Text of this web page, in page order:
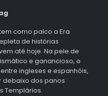
como palco a Era
de histórias
até hoje. Na pele de
e ganancioso, o
ingleses e espanhóis,
dos panos
Templários.